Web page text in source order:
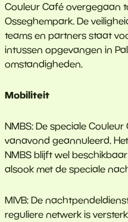
Couleur Café overgegaan
Osseghempark. De
teams en partners staat
intussen opgevangen in
omstandigheden.
Mobiliteit
NMBS: De speciale
vanavond geannuleerd.
NMBS blijft wel
alsook met de speciale
MIVB: De
reguliere netwerk is